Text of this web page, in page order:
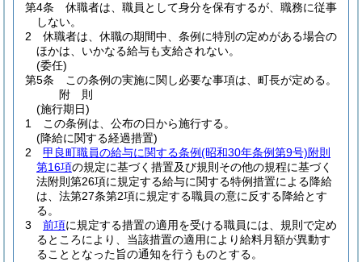
第4条
休職者は、職員として身分を保有するが、職務に従事
しない。
2
休職者は、休職の期間中、条例に特別の定めがある場合の
ほかは、いかなる給与も支給されない。
(委任)
第5条
この条例の実施に関し必要な事項は、町長が定める。
附 則
(施行期日)
1
この条例は、公布の日から施行する。
(降給に関する経過措置)
2
甲良町職員の給与に関する条例(昭和30年条例第9号)附則
第16項の規定に基づく措置及び規則その他の規程に基づく
法附則第26項に規定する給与に関する特例措置による降給
は、法第27条第2項に規定する職員の意に反する降給とす
る。
3
前項に規定する措置の適用を受ける職員には、規則で定め
るところにより、当該措置の適用により給料月額が異動す
ることとなった旨の通知を行うものとする。